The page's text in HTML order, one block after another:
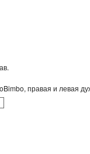
правая и левая